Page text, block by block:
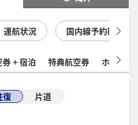
運航状況 国内線予約確認
+ 宿泊 特典航空券 ホテル
復 片道